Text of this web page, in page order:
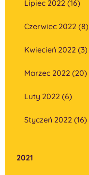
Lipiec 2022 (16)
Czerwiec 2022 (8)
Kwiecień 2022 (3)
Marzec 2022 (20)
Luty 2022 (6)
Styczeń 2022 (16)
2021